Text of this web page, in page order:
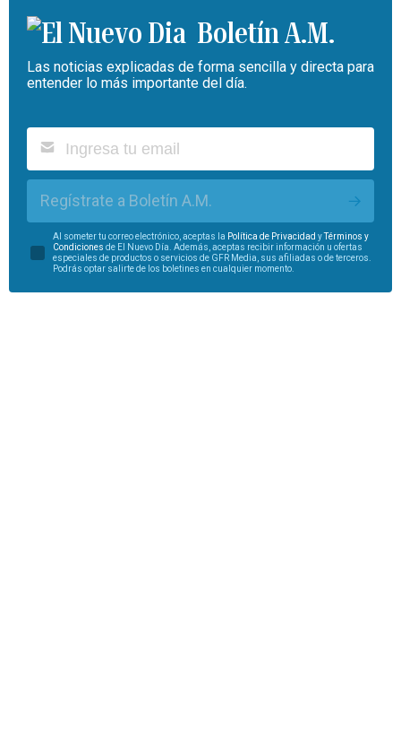
Boletín A.M.
Las noticias explicadas de forma sencilla y directa para
entender lo más importante del día.
Regístrate a Boletín A.M.
Al someter tu correo electrónico, aceptas la Política de Privacidad yTérminos y
Condiciones de El Nuevo Día. Además, aceptas recibir información u ofertas
especiales de productos o servicios de GFR Media, sus afiliadas o de terceros.
Podrás optar salirte de los boletines en cualquier momento.